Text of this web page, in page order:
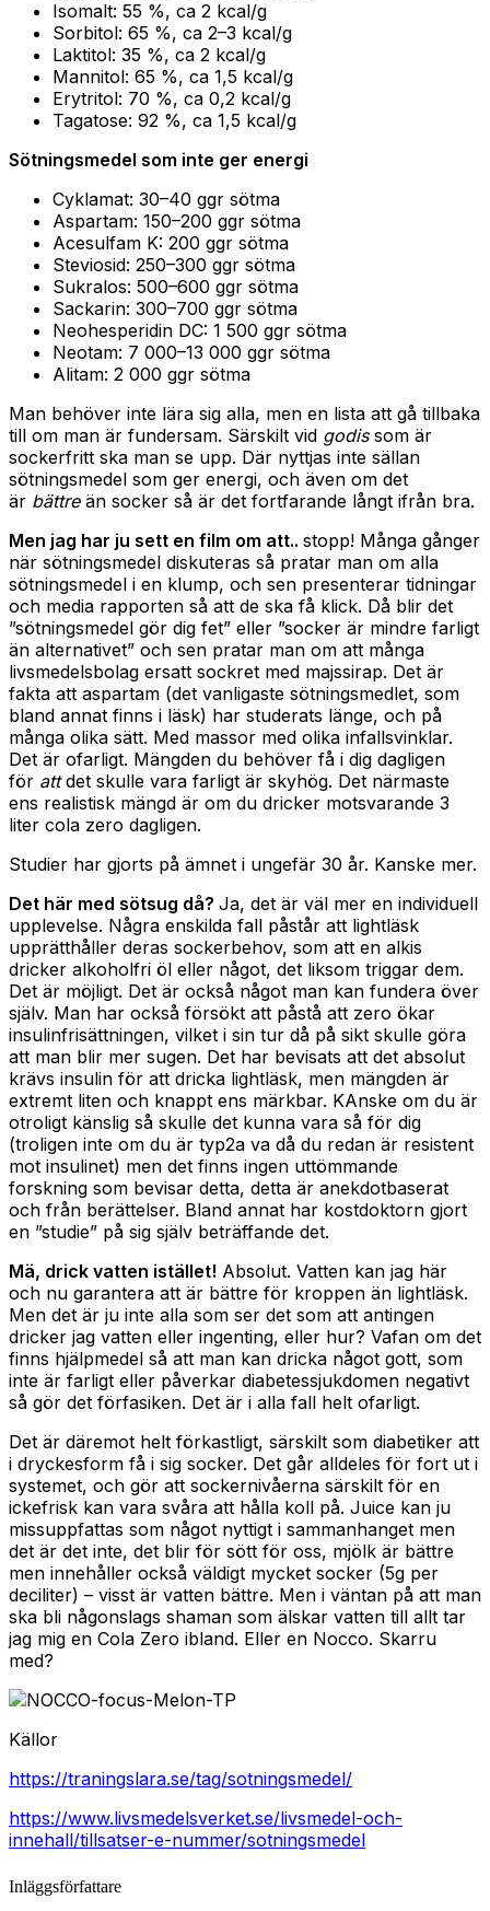
Isomalt: 55 %, ca 2 kcal/g
Sorbitol: 65 %, ca 2–3 kcal/g
Laktitol: 35 %, ca 2 kcal/g
Mannitol: 65 %, ca 1,5 kcal/g
Erytritol: 70 %, ca 0,2 kcal/g
Tagatose: 92 %, ca 1,5 kcal/g
Sötningsmedel som inte ger energi
Cyklamat: 30–40 ggr sötma
Aspartam: 150–200 ggr sötma
Acesulfam K: 200 ggr sötma
Steviosid: 250–300 ggr sötma
Sukralos: 500–600 ggr sötma
Sackarin: 300–700 ggr sötma
Neohesperidin DC: 1 500 ggr sötma
Neotam: 7 000–13 000 ggr sötma
Alitam: 2 000 ggr sötma
Man behöver inte lära sig alla, men en lista att gå tillbaka
till om man är fundersam. Särskilt vid godis som är
sockerfritt ska man se upp. Där nyttjas inte sällan
sötningsmedel som ger energi, och även om det
är bättre än socker så är det fortfarande långt ifrån bra.
Men jag har ju sett en film om att.. stopp! Många gånger
när sötningsmedel diskuteras så pratar man om alla
sötningsmedel i en klump, och sen presenterar tidningar
och media rapporten så att de ska få klick. Då blir det
”sötningsmedel gör dig fet” eller ”socker är mindre farligt
än alternativet” och sen pratar man om att många
livsmedelsbolag ersatt sockret med majssirap. Det är
fakta att aspartam (det vanligaste sötningsmedlet, som
bland annat finns i läsk) har studerats länge, och på
många olika sätt. Med massor med olika infallsvinklar.
Det är ofarligt. Mängden du behöver få i dig dagligen
för attdet skulle vara farligt är skyhög. Det närmaste
ens realistisk mängd är om du dricker motsvarande 3
liter cola zero dagligen.
Studier har gjorts på ämnet i ungefär 30 år. Kanske mer.
Det här med sötsug då? Ja, det är väl mer en individuell
upplevelse. Några enskilda fall påstår att lightläsk
upprätthåller deras sockerbehov, som att en alkis
dricker alkoholfri öl eller något, det liksom triggar dem.
Det är möjligt. Det är också något man kan fundera över
själv. Man har också försökt att påstå att zero ökar
insulinfrisättningen, vilket i sin tur då på sikt skulle göra
att man blir mer sugen. Det har bevisats att det absolut
krävs insulin för att dricka lightläsk, men mängden är
extremt liten och knappt ens märkbar. KAnske om du är
otroligt känslig så skulle det kunna vara så för dig
(troligen inte om du är typ2a va då du redan är resistent
mot insulinet) men det finns ingen uttömmande
forskning som bevisar detta, detta är anekdotbaserat
och från berättelser. Bland annat har kostdoktorn gjort
en ”studie” på sig själv beträffande det.
Mä, drick vatten istället! Absolut. Vatten kan jag här
och nu garantera att är bättre för kroppen än lightläsk.
Men det är ju inte alla som ser det som att antingen
dricker jag vatten eller ingenting, eller hur? Vafan om det
finns hjälpmedel så att man kan dricka något gott, som
inte är farligt eller påverkar diabetessjukdomen negativt
så gör det förfasiken. Det är i alla fall helt ofarligt.
Det är däremot helt förkastligt, särskilt som diabetiker att
i dryckesform få i sig socker. Det går alldeles för fort ut i
systemet, och gör att sockernivåerna särskilt för en
ickefrisk kan vara svåra att hålla koll på. Juice kan ju
missuppfattas som något nyttigt i sammanhanget men
det är det inte, det blir för sött för oss, mjölk är bättre
men innehåller också väldigt mycket socker (5g per
deciliter) – visst är vatten bättre. Men i väntan på att man
ska bli någonslags shaman som älskar vatten till allt tar
jag mig en Cola Zero ibland. Eller en Nocco. Skarru
med?
Källor
https://traningslara.se/tag/sotningsmedel/
https://www.livsmedelsverket.se/livsmedel-och-
innehall/tillsatser-e-nummer/sotningsmedel
Inläggsförfattare